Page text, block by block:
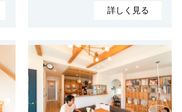
詳しく見る